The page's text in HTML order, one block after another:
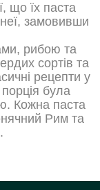
що їх паста
замовивши
рибою та
сортів та
рецепти у
була
Кожна паста
Рим та